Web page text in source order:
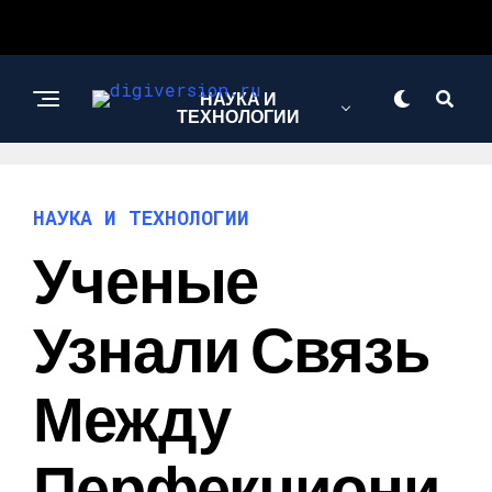
НАУКА И
ТЕХНОЛОГИИ
НАУКА И ТЕХНОЛОГИИ
Ученые
Узнали Связь
Между